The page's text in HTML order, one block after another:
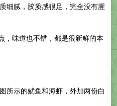
细腻，胶质感很足，完全没有腥
，味道也不错，都是很新鲜的本
所示的鱿鱼和海虾，外加两份白